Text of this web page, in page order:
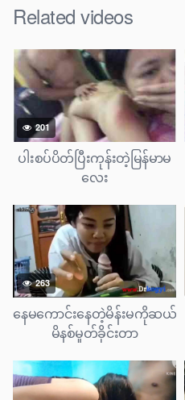
Related videos
201
ပါးစပ်ပိတ်ပြီးကုန်းတဲ့မြန်မာမ
လေး
263
နေမကောင်းနေတဲ့မိန်းမကိုဆယ်
မိနစ်မှုတ်ခိုင်းတာ